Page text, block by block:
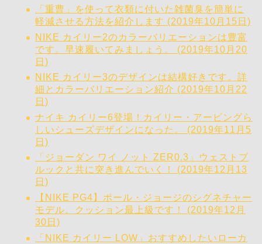
「重曹」を使って衣類に付いた雑菌臭を簡単に
軽減させる方法を紹介します (2019年10月15日)
NIKE カイリー2のカラーバリエーションは豊富
です。早速履いてみましょう。 (2019年10月20
日)
NIKE カイリー3のデザインは結構好きです。詳
細とカラーバリエーション紹介 (2019年10月22
日)
ナイキ カイリー6登場！カイリー・アービングら
しいシューズデザインになった。 (2019年11月5
日)
「ジョーダン ワイ ノット ZER0.3」ウェストブ
ルックと共に突き進んでいく！ (2019年12月13
日)
【NIKE PG4】ポール・ジョージのシグネチャー
モデル。クッション最上級です！ (2019年12月
30日)
「NIKE カイリー LOW」おすすめしたいローカ